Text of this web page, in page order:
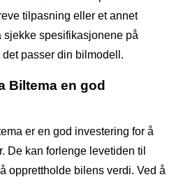
tilpasning eller et annet
sjekke spesifikasjonene på
passer din bilmodell.
Biltema en god
er en god investering for å
De kan forlenge levetiden til
opprettholde bilens verdi. Ved å